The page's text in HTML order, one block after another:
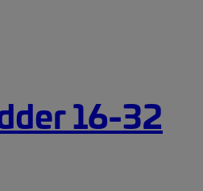
16-32